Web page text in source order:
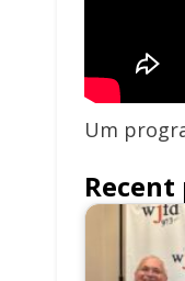
Um
Recent